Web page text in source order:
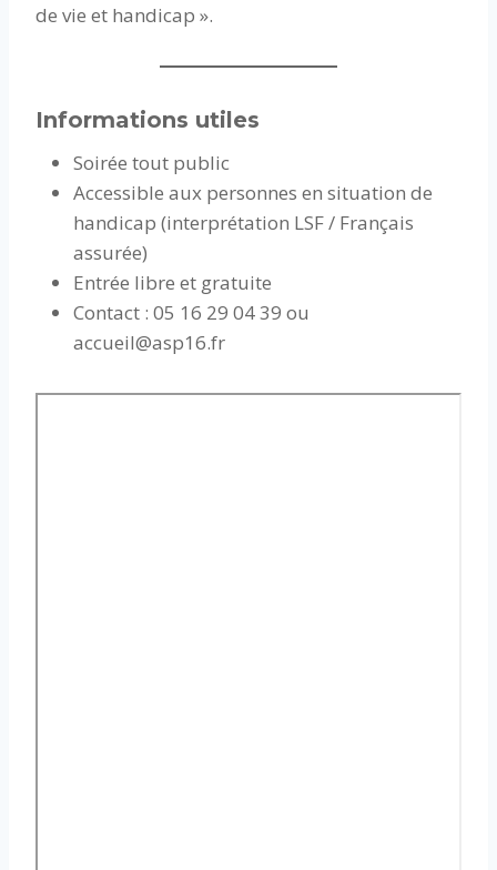
de vie et handicap ».
Informations utiles
Soirée tout public
Accessible aux personnes en situation de
handicap (interprétation LSF / Français
assurée)
Entrée libre et gratuite
Contact : 05 16 29 04 39 ou
accueil@asp16.fr